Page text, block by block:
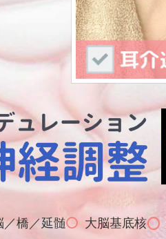
／橋／延髄 大脳基底核